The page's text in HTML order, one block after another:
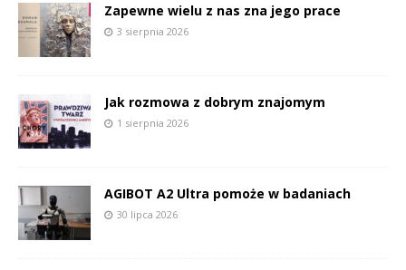
Zapewne wielu z nas zna jego prace
3 sierpnia 2026
Jak rozmowa z dobrym znajomym
1 sierpnia 2026
AGIBOT A2 Ultra pomoże w badaniach
30 lipca 2026